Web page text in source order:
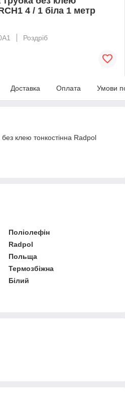
4 / 1 біла 1 метр
Роздріб
Доставка Оплата Умови
клею тонкостінна Radpol
Поліолефін
Radpol
Польща
Термозбіжна
Білий